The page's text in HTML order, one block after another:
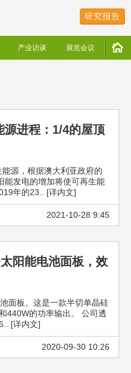
研究报告
产业访谈 展览会议
源进程：1/4的屋顶
源，根据澳大利亚政府的
能发电的增加将使可再生能
年的23.. [详内文]
2021-10-28 9:45
阳能电池面板，效
面板。这是一款半切单晶硅
440W的功率输出。 公司透
[详内文]
2020-09-30 10:26